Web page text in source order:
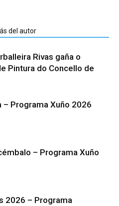
del autor
Rivas gaña o
Pintura do Concello de
– Programa Xuño 2026
– Programa Xuño
2026 – Programa